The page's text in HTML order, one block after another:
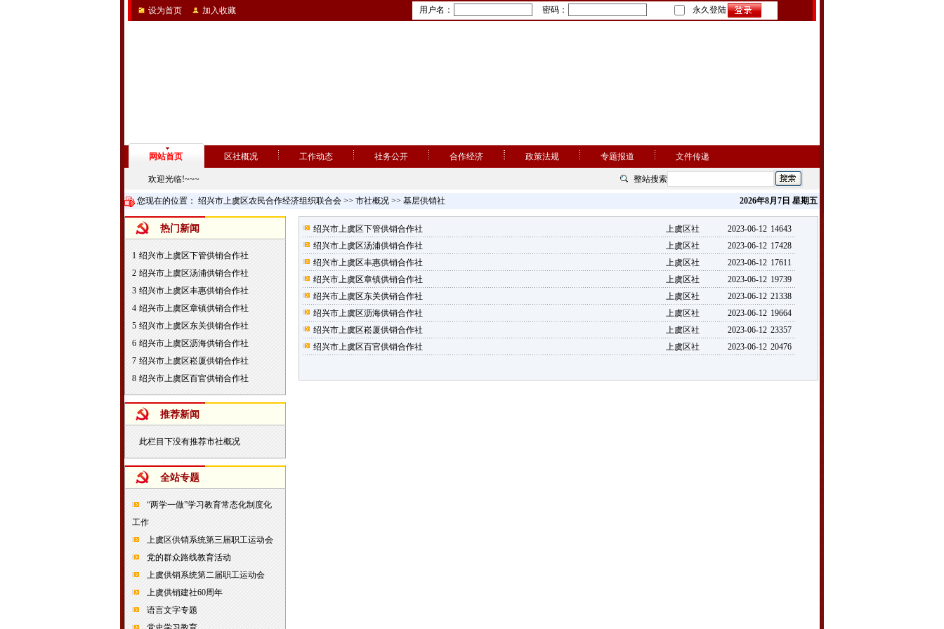
设为首页 加入收藏 用户名： 密码： 永久登陆
网站首页 区社概况 工作动态 社务公开 合作经济 政策法规 专题报道 文件传递
欢迎光临!~~~ 整站搜索
您现在的位置： 绍兴市上虞区农民合作经济组织联合会 >> 市社概况 >> 基层供销社 2026年8月7日 星期五
热门新闻
1 绍兴市上虞区下管供销合作社
2 绍兴市上虞区汤浦供销合作社
3 绍兴市上虞区丰惠供销合作社
4 绍兴市上虞区章镇供销合作社
5 绍兴市上虞区东关供销合作社
6 绍兴市上虞区沥海供销合作社
7 绍兴市上虞区崧厦供销合作社
8 绍兴市上虞区百官供销合作社
推荐新闻
此栏目下没有推荐市社概况
全站专题
“两学一做”学习教育常态化制度化
工作
上虞区供销系统第三届职工运动会
党的群众路线教育活动
上虞供销系统第二届职工运动会
上虞供销建社60周年
语言文字专题
绍兴市上虞区下管供销合作社 上虞区社 2023-06-12 14643
绍兴市上虞区汤浦供销合作社
上虞区社 2023-06-12 17428
绍兴市上虞区丰惠供销合作社
上虞区社 2023-06-12 17611
绍兴市上虞区章镇供销合作社
上虞区社 2023-06-12 19739
绍兴市上虞区东关供销合作社
上虞区社 2023-06-12 21338
绍兴市上虞区沥海供销合作社
上虞区社 2023-06-12 19664
绍兴市上虞区崧厦供销合作社
上虞区社 2023-06-12 23357
绍兴市上虞区百官供销合作社
上虞区社 2023-06-12 20476